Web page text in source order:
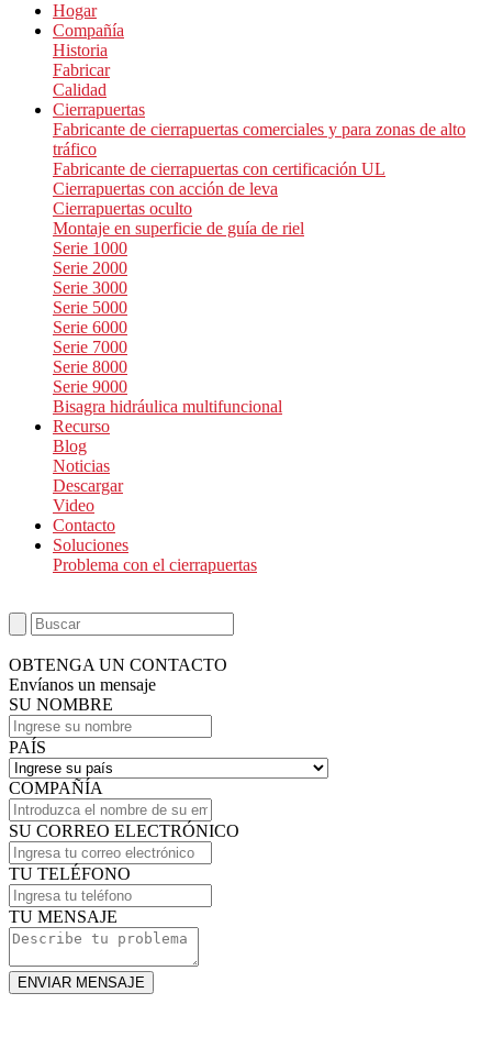
Hogar
Compañía
Historia
Fabricar
Calidad
Cierrapuertas
Fabricante de cierrapuertas comerciales y para zonas de alto
tráfico
Fabricante de cierrapuertas con certificación UL
Cierrapuertas con acción de leva
Cierrapuertas oculto
Montaje en superficie de guía de riel
Serie 1000
Serie 2000
Serie 3000
Serie 5000
Serie 6000
Serie 7000
Serie 8000
Serie 9000
Bisagra hidráulica multifuncional
Recurso
Blog
Noticias
Descargar
Video
Contacto
Soluciones
Problema con el cierrapuertas
OBTENGA UN CONTACTO
Envíanos un mensaje
SU NOMBRE
PAÍS
COMPAÑÍA
SU CORREO ELECTRÓNICO
TU TELÉFONO
TU MENSAJE
ENVIAR MENSAJE